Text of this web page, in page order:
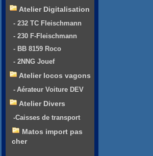
Atelier Digitalisation
- 232 TC Fleischmann
- 230 F-Fleischmann
- BB 8159 Roco
- 2NNG Jouef
Atelier locos vagons
- Aérateur Voiture DEV
Atelier Divers
-Caisses de transport
Matos import pas
cher